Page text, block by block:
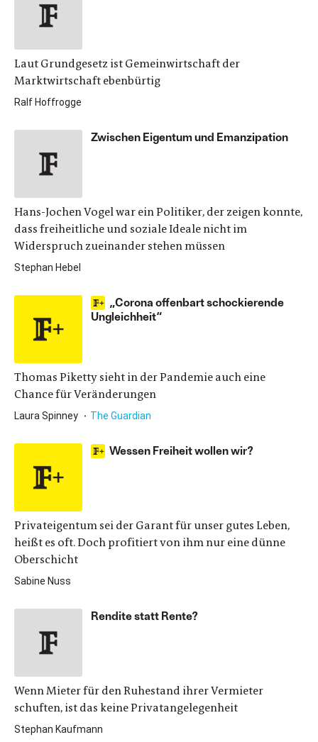
Laut Grundgesetz ist Gemeinwirtschaft der
Marktwirtschaft ebenbürtig
Ralf Hoffrogge
Zwischen Eigentum und Emanzipation
Hans-Jochen Vogel war ein Politiker, der zeigen konnte,
dass freiheitliche und soziale Ideale nicht im
Widerspruch zueinander stehen müssen
Stephan Hebel
„Corona offenbart schockierende
Ungleichheit“
Thomas Piketty sieht in der Pandemie auch eine
Chance für Veränderungen
Laura Spinney The Guardian
Wessen Freiheit wollen wir?
Privateigentum sei der Garant für unser gutes Leben,
heißt es oft. Doch profitiert von ihm nur eine dünne
Oberschicht
Sabine Nuss
Rendite statt Rente?
Wenn Mieter für den Ruhestand ihrer Vermieter
schuften, ist das keine Privatangelegenheit
Stephan Kaufmann